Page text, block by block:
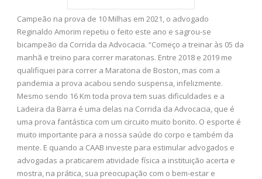
Campeão na prova de 10 Milhas em 2021, o advogado
Reginaldo Amorim repetiu o feito este ano e sagrou-se
bicampeão da Corrida da Advocacia. “Começo a treinar às 05 da
manhã e treino para correr maratonas. Entre 2018 e 2019 me
qualifiquei para correr a Maratona de Boston, mas com a
pandemia a prova acabou sendo suspensa, infelizmente.
Mesmo sendo 16 Km toda prova tem suas dificuldades e a
Ladeira da Barra é uma delas na Corrida da Advocacia, que é
uma prova fantástica com um circuito muito bonito. O esporte é
muito importante para a nossa saúde do corpo e também da
mente. E quando a CAAB investe para estimular advogados e
advogadas a praticarem atividade física a instituição acerta e
mostra, na prática, sua preocupação com o bem-estar e